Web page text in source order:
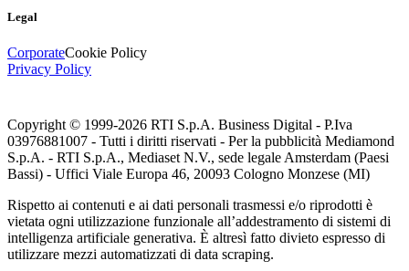
Legal
CorporateCookie Policy
Privacy Policy
Copyright © 1999-2026 RTI S.p.A. Business Digital - P.Iva
03976881007 - Tutti i diritti riservati - Per la pubblicità Mediamond
S.p.A. - RTI S.p.A., Mediaset N.V., sede legale Amsterdam (Paesi
Bassi) - Uffici Viale Europa 46, 20093 Cologno Monzese (MI)
Rispetto ai contenuti e ai dati personali trasmessi e/o riprodotti è
vietata ogni utilizzazione funzionale all’addestramento di sistemi di
intelligenza artificiale generativa. È altresì fatto divieto espresso di
utilizzare mezzi automatizzati di data scraping.